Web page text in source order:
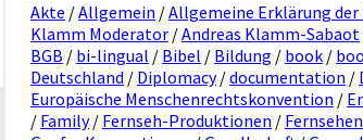
Akte /Allgemein /Allgemeine Erklärung der
Klamm Moderator /Andreas Klamm-Sabaot
BGB / bi-lingual / Bibel / Bildung / book /
Deutschland / Diplomacy/documentation /
Europäische Menschenrechtskonvention /
/ Family/ Fernseh-Produktionen / Fernsehen